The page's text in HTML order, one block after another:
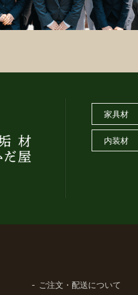
家具材
内装材
ご注文・配送について